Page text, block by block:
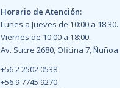
Horario de Atención:
Lunes a Jueves de 10:00 a 18:30.
Viernes de 10:00 a 18:00.
Av. Sucre 2680, Oficina 7, Ñuñoa.
+56 2 2502 0538
+56 9 7745 9270